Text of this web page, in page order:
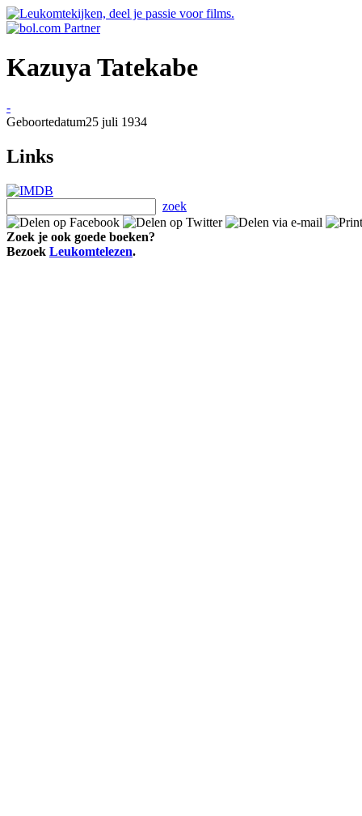
Kazuya Tatekabe
-
Geboortedatum25 juli 1934
Links
zoek
Zoek je ook goede boeken?
Bezoek Leukomtelezen.